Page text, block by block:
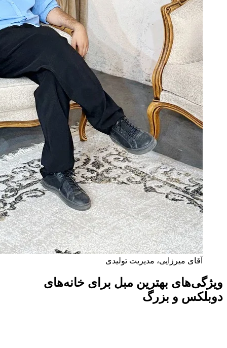
آقای میرزایی، مدیریت تولیدی
ویژگی‌های بهترین مبل برای خانه‌های
دوبلکس و بزرگ